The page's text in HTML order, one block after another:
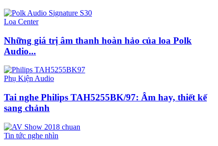
Loa Center
Những giá trị âm thanh hoàn hảo của loa Polk
Audio...
Phụ Kiện Audio
Tai nghe Philips TAH5255BK/97: Âm hay, thiết kế
sang chảnh
Tin tức nghe nhìn